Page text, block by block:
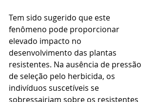
Tem sido sugerido que este
fenômeno pode proporcionar
elevado impacto no
desenvolvimento das plantas
resistentes. Na ausência de pressão
de seleção pelo herbicida, os
indivíduos suscetíveis se
sobressairiam sobre os resistentes